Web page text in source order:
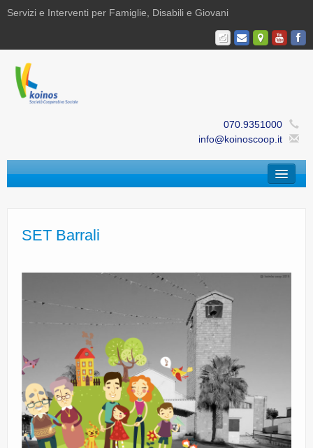
Servizi e Interventi per Famiglie, Disabili e Giovani
070.9351000
info@koinoscoop.it
Area Famiglie e Minori | Efè
Area Giovani | Bajania
Area Ricerca, Documentazione e Formazione |
CE.RI.FORM
CONTATTI
Whistleblowing
Lavora con noi
Centro Antiviolenza “Feminas” | PLUS Sanluri –
SET Barrali